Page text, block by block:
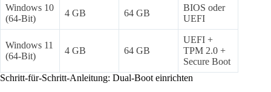
Windows 10
(64-Bit)
4 GB 64 GB
BIOS oder
UEFI
Windows 11
(64-Bit)
4 GB 64 GB
UEFI +
TPM 2.0 +
Secure Boot
Schritt-für-Schritt-Anleitung: Dual-Boot einrichten